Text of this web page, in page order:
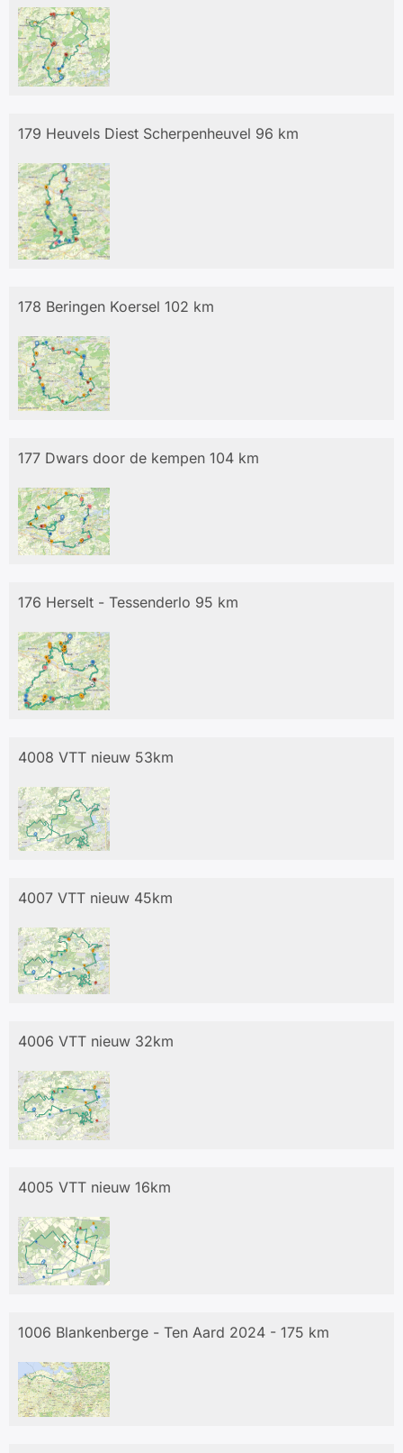
179 Heuvels Diest Scherpenheuvel 96 km
178 Beringen Koersel 102 km
177 Dwars door de kempen 104 km
176 Herselt - Tessenderlo 95 km
4008 VTT nieuw 53km
4007 VTT nieuw 45km
4006 VTT nieuw 32km
4005 VTT nieuw 16km
1006 Blankenberge - Ten Aard 2024 - 175 km